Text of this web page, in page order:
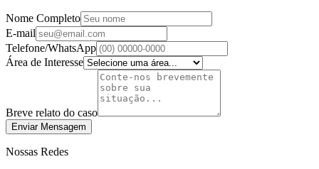
Nome Completo
E-mail
Telefone/WhatsApp
Área de Interesse
Breve relato do caso
Enviar Mensagem
Nossas Redes